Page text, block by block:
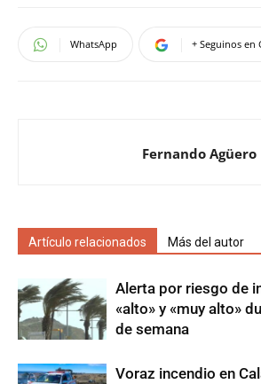
WhatsApp + Seguinos en
Fernando Agüero
Artículo relacionados Más del autor
Alerta por riesgo de
«alto» y «muy alto»
de semana
Voraz incendio en